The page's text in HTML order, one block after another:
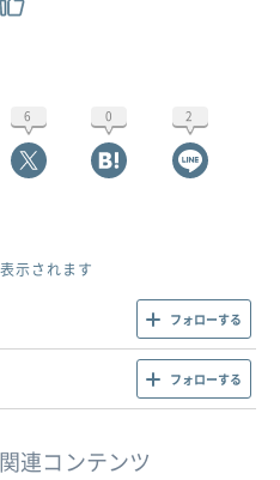
6 0 2
示されます
フォローする
フォローする
連コンテンツ